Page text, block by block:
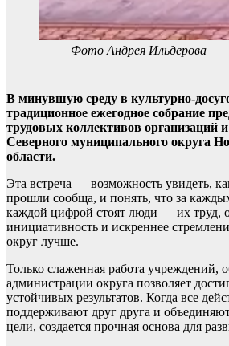
Фото Андрея Ильдерова
В минувшую среду в культурно-
традиционное ежегодное собрание
трудовых коллективов организаций
Северного муниципального округа
области.
Эта встреча — возможность увидеть,
прошли сообща, и понять, что за
каждой цифрой стоят люди — их труд,
инициативность и искреннее
округ лучше.
Только слаженная работа учреждений,
администрации округа позволяет
устойчивых результатов. Когда все
поддерживают друг друга и
цели, создается прочная основа для